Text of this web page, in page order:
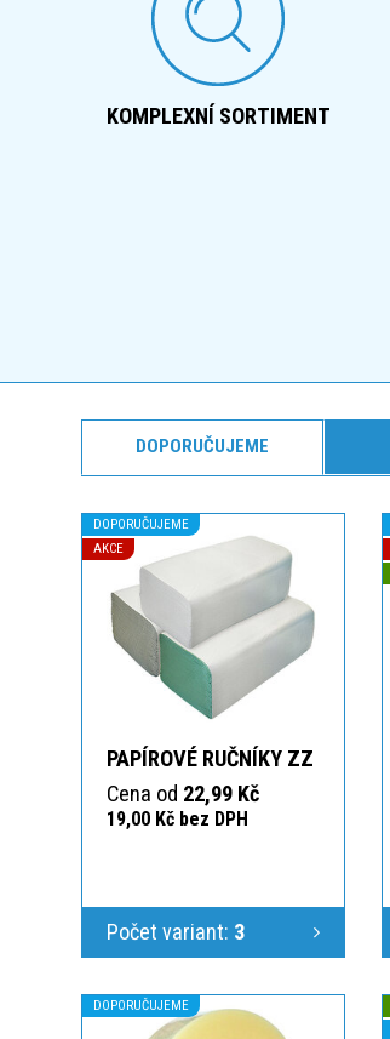
KOMPLEXNÍ SORTIMENT
DOPORUČUJEME
DOPORUČUJEME
AKCE
PAPÍROVÉ RUČNÍKY ZZ
Cena od 22,99 Kč
19,00 Kč bez DPH
Počet variant: 3
DOPORUČUJEME